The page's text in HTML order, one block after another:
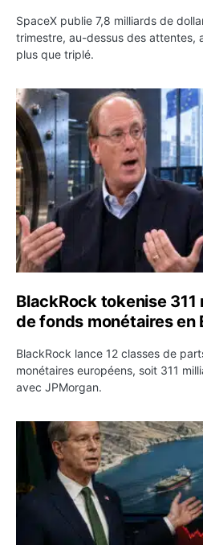
SpaceX publie 7,8 milliards de
trimestre, au-dessus des attentes,
plus que triplé.
BlackRock tokenise 311
BlackRock tokenise
de fonds monétaires en
BlackRock lance 12 classes de
monétaires européens, soit 311
avec JPMorgan.
Pétrole : le Brent passe sous